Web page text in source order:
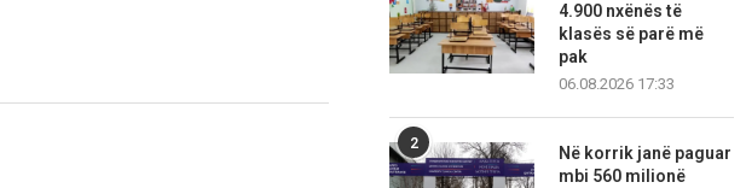
4.900 nxënës të
klasës së parë më
pak
06.08.2026 17:33
2
Në korrik janë paguar
mbi 560 milionë